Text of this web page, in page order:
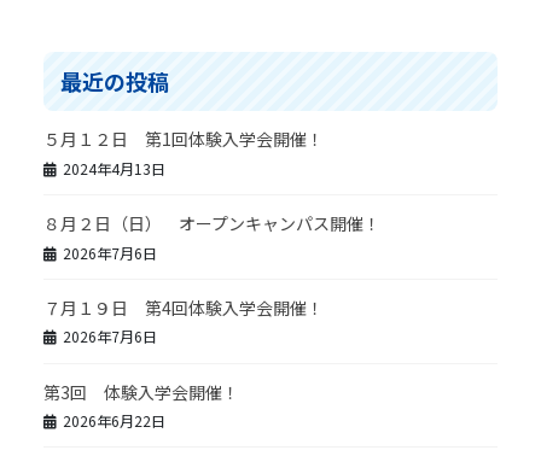
最近の投稿
５月１２日 第1回体験入学会開催！
2024年4月13日
８月２日（日） オープンキャンパス開催！
2026年7月6日
７月１９日 第4回体験入学会開催！
2026年7月6日
第3回 体験入学会開催！
2026年6月22日